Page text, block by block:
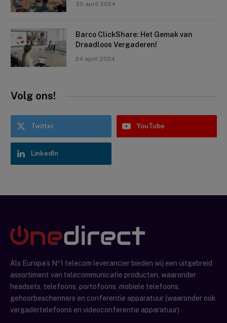
30 april 2024
Barco ClickShare: Het Gemak van
Draadloos Vergaderen!
24 april 2024
Volg ons!
Twitter YouTube
LinkedIn
Als Europa’s Nº1 telecom leverancier bieden wij een uitgebreid
assortiment van telecommunicatie producten, waaronder
headsets, telefoons, portofoons, mobiele telefoons,
gehoorbeschermers en conferentie apparatuur (waaronder ook
vergadertelefoons en videoconferentie apparatuur)